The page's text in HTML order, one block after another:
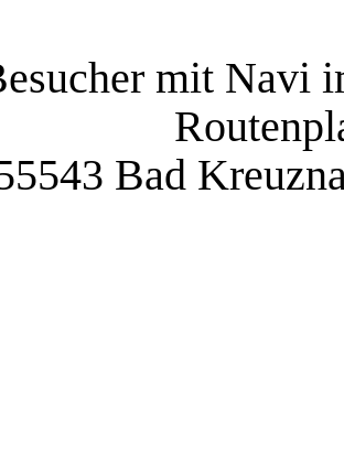
mit Navi
Bad